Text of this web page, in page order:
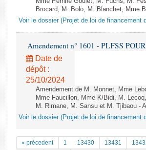
Brocard, M. Bolo, M. Blanchet, Mme
Voir le dossier (Projet de loi de financement
Amendement n° 1601 - PLFSS
Date de
dépôt :
25/10/2024
Amendement de M. Monnet, Mme
Mme Faucillon, Mme K/Bidi, M.
M. Rimane, M. Sansu et M. Tjibaou -
Voir le dossier (Projet de loi de financement
« précedent 1 13430 13431